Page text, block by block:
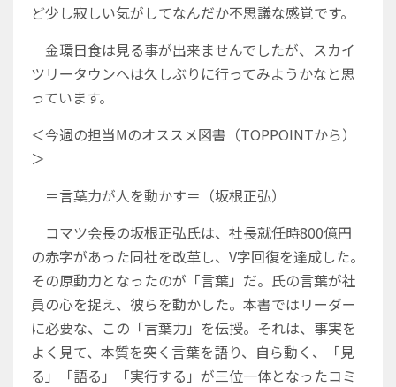
ど少し寂しい気がしてなんだか不思議な感覚です。
金環日食は見る事が出来ませんでしたが、スカイ
ツリータウンへは久しぶりに行ってみようかなと思
っています。
＜今週の担当Mのオススメ図書（TOPPOINTから）
＞
＝言葉力が人を動かす＝（坂根正弘）
コマツ会長の坂根正弘氏は、社長就任時800億円
の赤字があった同社を改革し、V字回復を達成した。
その原動力となったのが「言葉」だ。氏の言葉が社
員の心を捉え、彼らを動かした。本書ではリーダー
に必要な、この「言葉力」を伝授。それは、事実を
よく見て、本質を突く言葉を語り、自ら動く、「見
る」「語る」「実行する」が三位一体となったコミ